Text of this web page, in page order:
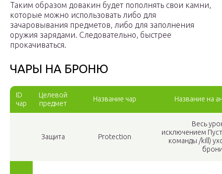
Таким образом довакин будет пополнять свои камни,
которые можно использовать либо для
зачаровывания предметов, либо для заполнения
оружия зарядами. Следовательно, быстрее
прокачиваться.
ЧАРЫ НА БРОНЮ
ID
чар
Целевой
предмет
Название чар Название на
Защита Protection
Весь
исключением
команды /kill)